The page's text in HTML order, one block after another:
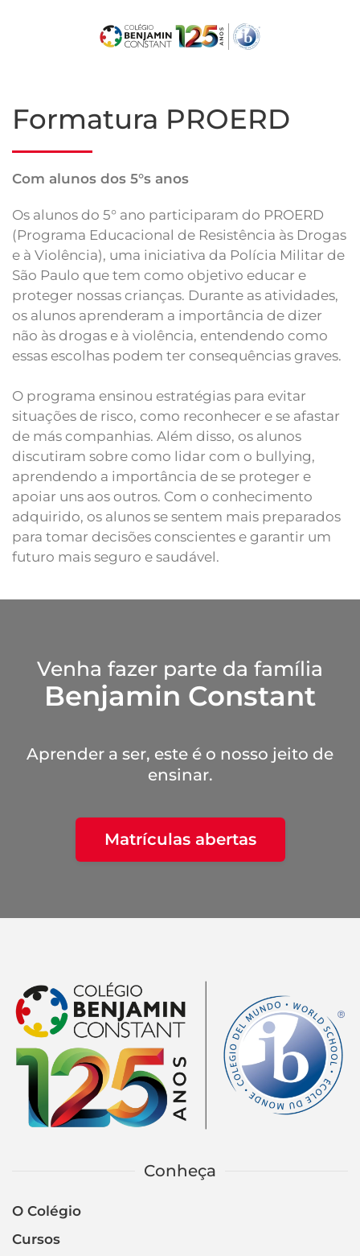
Formatura PROERD
Com alunos dos 5°s anos
Os alunos do 5° ano participaram do PROERD
(Programa Educacional de Resistência às Drogas
e à Violência), uma iniciativa da Polícia Militar de
São Paulo que tem como objetivo educar e
proteger nossas crianças. Durante as atividades,
os alunos aprenderam a importância de dizer
não às drogas e à violência, entendendo como
essas escolhas podem ter consequências graves.
O programa ensinou estratégias para evitar
situações de risco, como reconhecer e se afastar
de más companhias. Além disso, os alunos
discutiram sobre como lidar com o bullying,
aprendendo a importância de se proteger e
apoiar uns aos outros. Com o conhecimento
adquirido, os alunos se sentem mais preparados
para tomar decisões conscientes e garantir um
futuro mais seguro e saudável.
Venha fazer parte da família
Benjamin Constant
Aprender a ser, este é o nosso jeito de
ensinar.
Matrículas abertas
Conheça
O Colégio
Cursos